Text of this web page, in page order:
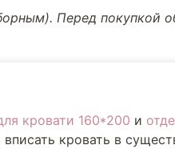
Перед покупкой
кровати 160*200 и
кровать в